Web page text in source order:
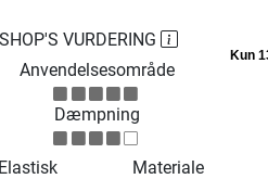
VURDERING
Anvendelsesområde
Dæmpning
Elastisk Materiale